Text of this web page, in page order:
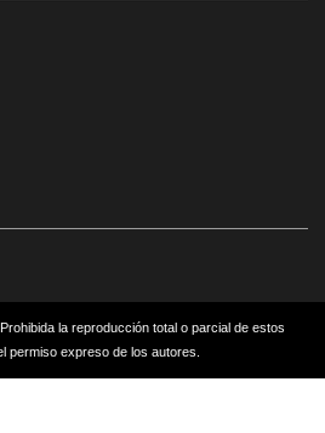
la reproducción total o parcial de estos
permiso expreso de los autores.